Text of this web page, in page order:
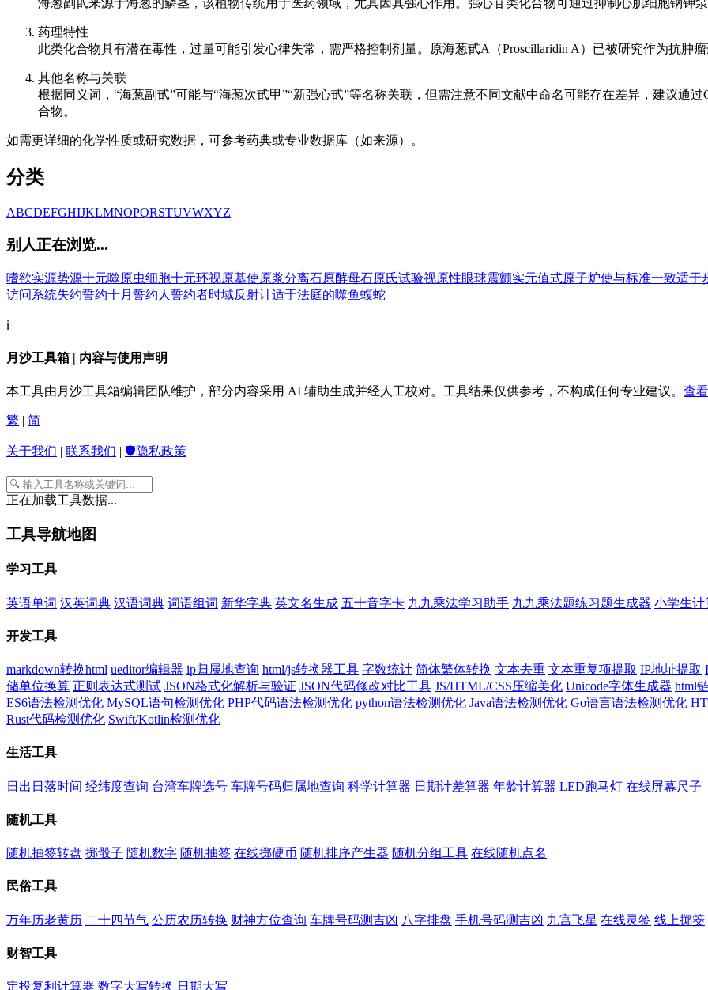
药理特性
此类化合物具有潜在毒性，过量可能引发心律失常，需严格控制剂量。原海葱甙A（Proscillaridin A）已被研究作为抗肿
其他名称与关联
根据同义词，“海葱副甙”可能与“海葱次甙甲”“新强心甙”等名称关联，但需注意不同文献中命名可能存在差异，建议通
合物。
如需更详细的化学性质或研究数据，可参考药典或专业数据库（如来源）。
分类
ABCDEFGHIJKLMNOPQRSTUVWXYZ
别人正在浏览...
嗜欲实源势源十元噬原虫细胞十元环视原基使原浆分离石原酵母石原氏试验视原性眼球震颤实元值式原子炉使与标准一致适于
访问系统失约誓约十月 誓约人 誓约者时域反射计适于法庭的噬鱼蝮蛇
ℹ️
月沙工具箱 | 内容与使用声明
本工具由月沙工具箱编辑团队维护，部分内容采用 AI 辅助生成并经人工校对。工具结果仅供参考，不构成任何专业建议。 查
繁 | 简
关于我们 | 联系我们 | 🛡️隐私政策
正在加载工具数据...
工具导航地图
学习工具
英语单词 汉英词典 汉语词典 词语组词 新华字典 英文名生成 五十音字卡 九九乘法学习助手 九九乘法题练习题生成器 小学生计
开发工具
markdown转换html ueditor编辑器 ip归属地查询 html/js转换器工具 字数统计 简体繁体转换 文本去重 文本重复项提取 IP地址提取
储单位换算 正则表达式测试 JSON格式化解析与验证 JSON代码修改对比工具 JS/HTML/CSS压缩美化 Unicode字体生成器 html
ES6语法检测优化 MySQL语句检测优化 PHP代码语法检测优化 python语法检测优化 Java语法检测优化 Go语言语法检测优化
Rust代码检测优化 Swift/Kotlin检测优化
生活工具
日出日落时间 经纬度查询 台湾车牌选号 车牌号码归属地查询 科学计算器 日期计差算器 年龄计算器 LED跑马灯 在线屏幕尺子
随机工具
随机抽签转盘 掷骰子 随机数字 随机抽签 在线掷硬币 随机排序产生器 随机分组工具 在线随机点名
民俗工具
万年历老黄历 二十四节气 公历农历转换 财神方位查询 车牌号码测吉凶 八字排盘 手机号码测吉凶 九宫飞星 在线灵签 线上掷筊
财智工具
定投复利计算器 数字大写转换 日期大写